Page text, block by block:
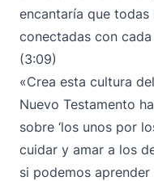
encantaría que todas
conectadas con
(3:09)
«Crea esta cultura
Nuevo Testamento
sobre ‘los unos por
cuidar y amar a los
si podemos